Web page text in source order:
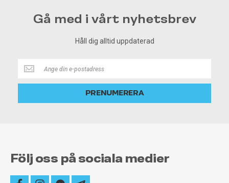
Gå med i vårt nyhetsbrev
Håll dig alltid uppdaterad
Håll
dig
alltid
PRENUMERERA
Följ oss på sociala medier